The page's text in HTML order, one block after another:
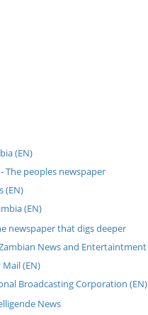
(EN)
The peoples newspaper
(EN)
(EN)
newspaper that digs deeper
News and Entertaintment
(EN)
Broadcasting Corporation (EN)
News